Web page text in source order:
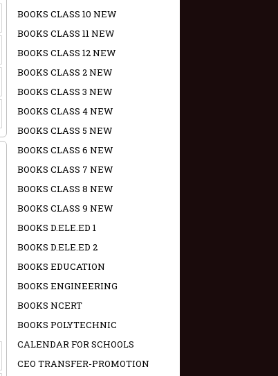
BOOKS CLASS 10 NEW
BOOKS CLASS 11 NEW
BOOKS CLASS 12 NEW
BOOKS CLASS 2 NEW
BOOKS CLASS 3 NEW
BOOKS CLASS 4 NEW
BOOKS CLASS 5 NEW
BOOKS CLASS 6 NEW
BOOKS CLASS 7 NEW
BOOKS CLASS 8 NEW
BOOKS CLASS 9 NEW
BOOKS D.ELE.ED 1
BOOKS D.ELE.ED 2
BOOKS EDUCATION
BOOKS ENGINEERING
BOOKS NCERT
BOOKS POLYTECHNIC
CALENDAR FOR SCHOOLS
CEO TRANSFER-PROMOTION